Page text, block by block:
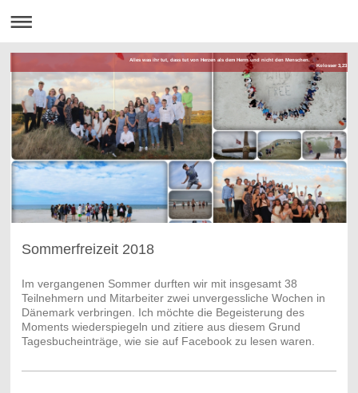
Alles was ihr tut, dass tut von Herzen als dem Herrn und nicht den Menschen.
Kolosser 3,23
Sommerfreizeit 2018
Im vergangenen Sommer durften wir mit insgesamt 38
Teilnehmern und Mitarbeiter zwei unvergessliche Wochen in
Dänemark verbringen. Ich möchte die Begeisterung des
Moments wiederspiegeln und zitiere aus diesem Grund
Tagesbucheinträge, wie sie auf Facebook zu lesen waren.